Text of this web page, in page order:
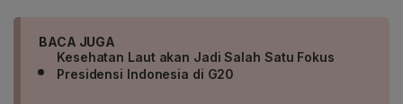
BACA JUGA
Kesehatan Laut akan Jadi Salah Satu Fokus
Presidensi Indonesia di G20